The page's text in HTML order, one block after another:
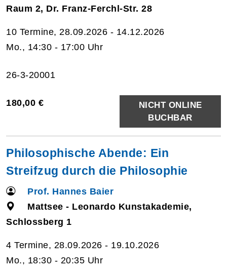
Raum 2, Dr. Franz-Ferchl-Str. 28
10 Termine, 28.09.2026 - 14.12.2026
Mo., 14:30 - 17:00 Uhr
26-3-20001
180,00 €
NICHT ONLINE
BUCHBAR
Philosophische Abende: Ein
Streifzug durch die Philosophie
Prof. Hannes Baier
Mattsee - Leonardo Kunstakademie,
Schlossberg 1
4 Termine, 28.09.2026 - 19.10.2026
Mo., 18:30 - 20:35 Uhr